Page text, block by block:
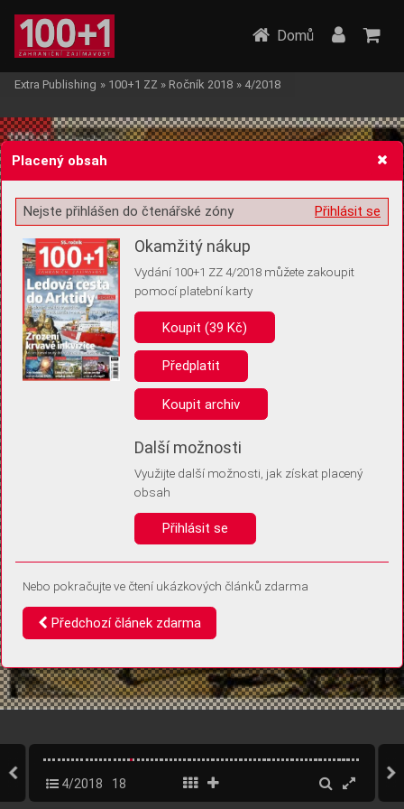
Žádost o souhlas s ukládáním volitelných informací
Pro základní fungování webu nepotřebujeme ukládat žádné informace
(tzv. cookies apod.). Rádi bychom vás ale požádali o souhlas s
uložením volitelných informací:
Anonymní unikátní ID
Díky němu příště poznáme, že se jedná o stejné zařízení, a
Identifikátor je zcela anonymní.
Vaše souhlasy a odmítnutí si ukládáme do vašeho zařízení, abychom se
vás už příště znovu neptali. Můžete je kdykoli později upravit ve Správě
Domů
Extra Publishing » 100+1 ZZ » Ročník 2018 » 4/2018
4/2018 18
Placený obsah
Přihlásit se
Nejste přihlášen do čtenářské zóny
Okamžitý nákup
Vydání 100+1 ZZ 4/2018 můžete zakoupit
pomocí platební karty
Koupit (39 Kč)
Předplatit
Koupit archiv
Další možnosti
Využijte další možnosti, jak získat placený
obsah
Přihlásit se
Nebo pokračujte ve čtení ukázkových článků zdarma
Předchozí článek zdarma